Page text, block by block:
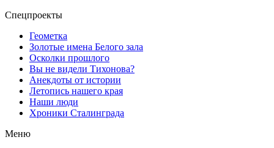
Спецпроекты
Геометка
Золотые имена Белого зала
Осколки прошлого
Вы не видели Тихонова?
Анекдоты от истории
Летопись нашего края
Наши люди
Хроники Сталинграда
Меню